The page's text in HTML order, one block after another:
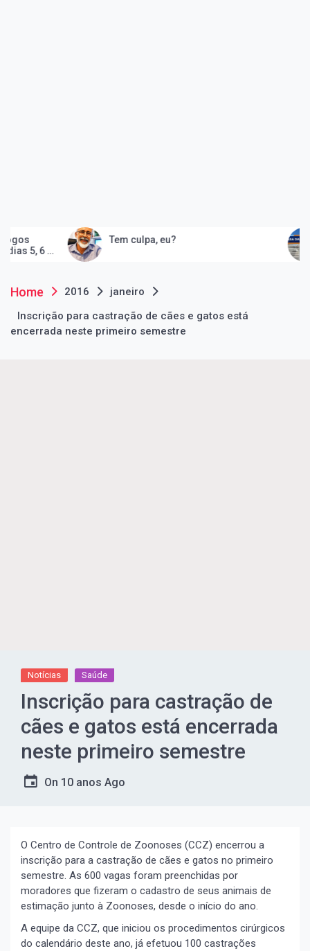
Tem culpa, eu?
e
artes
Home 2016
janeiro
Inscrição para castração de cães e gatos está
encerrada neste primeiro semestre
Notícias Saúde
Inscrição para castração de
cães e gatos está encerrada
neste primeiro semestre
On 10 anos Ago
O Centro de Controle de Zoonoses (CCZ) encerrou a
inscrição para a castração de cães e gatos no primeiro
semestre. As 600 vagas foram preenchidas por
moradores que fizeram o cadastro de seus animais de
estimação junto à Zoonoses, desde o início do ano.
A equipe da CCZ, que iniciou os procedimentos cirúrgicos
do calendário deste ano, já efetuou 100 castrações